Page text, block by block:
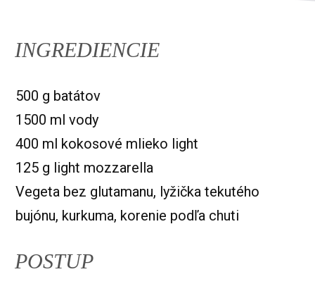
INGREDIENCIE
500 g batátov
1500 ml vody
400 ml kokosové mlieko light
125 g light mozzarella
Vegeta bez glutamanu, lyžička tekutého
bujónu, kurkuma, korenie podľa chuti
POSTUP